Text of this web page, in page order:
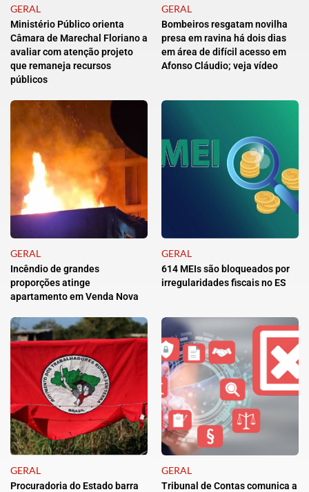
GERAL
Ministério Público orienta
Câmara de Marechal Floriano a
avaliar com atenção projeto
que remaneja recursos
públicos
GERAL
Bombeiros resgatam novilha
presa em ravina há dois dias
em área de difícil acesso em
Afonso Cláudio; veja vídeo
GERAL
Incêndio de grandes
proporções atinge
apartamento em Venda Nova
GERAL
614 MEIs são bloqueados por
irregularidades fiscais no ES
GERAL
Procuradoria do Estado barra
GERAL
Tribunal de Contas comunica a